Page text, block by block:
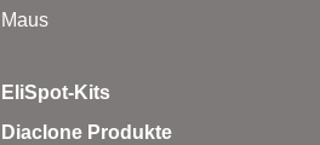
Maus
EliSpot-Kits
Diaclone Produkte